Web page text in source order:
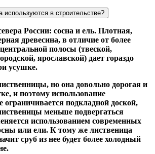
используются в строительстве?
России: сосна и ель. Плотная,
древесина, в отличие от более
полосы (твеской,
ярославской) дает гораздо
усушке.
но она довольно дорогая и
и поэтому использование
подкладной доской,
меньше подвергаться
использованием современных
или ели. К тому же лиственица
сруб из нее будет более холодный